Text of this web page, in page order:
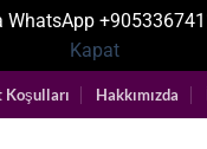
Kapat
Koşulları Hakkımızda